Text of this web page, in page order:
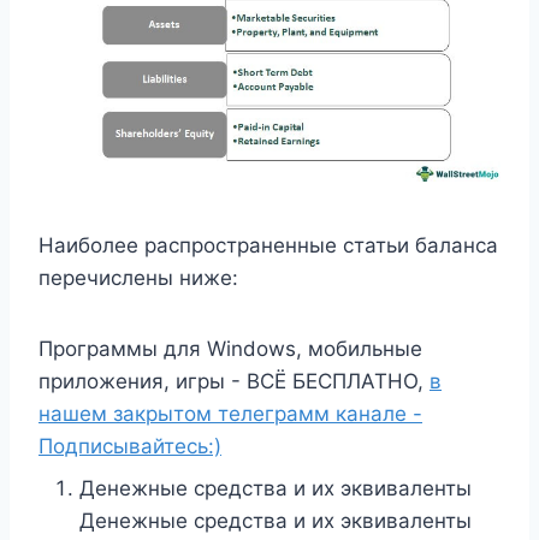
Наиболее распространенные статьи баланса
перечислены ниже:
Программы для Windows, мобильные
приложения, игры - ВСЁ БЕСПЛАТНО, в
нашем закрытом телеграмм канале -
Подписывайтесь:)
Денежные средства и их эквиваленты
Денежные средства и их эквиваленты